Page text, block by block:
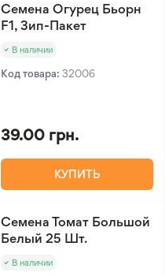
Семена Огурец Бьорн
F1, Зип-Пакет
В наличии
Код товара: 32006
39.00 грн.
КУПИТЬ
Семена Томат Большой
Белый 25 Шт.
В наличии